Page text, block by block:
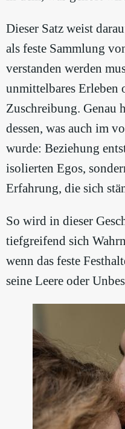
Dieser Satz weist
als feste Sammlung
verstanden werden
unmittelbares Erleben
Zuschreibung. Genau
dessen, was auch im
wurde: Beziehung
isolierten Egos,
Erfahrung, die sich
So wird in dieser
tiefgreifend sich
wenn das feste
seine Leere oder